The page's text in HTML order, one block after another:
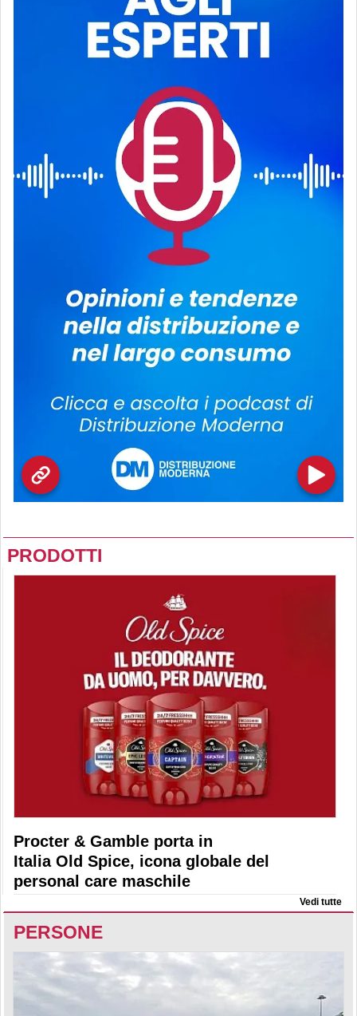
PRODOTTI
Procter & Gamble porta in
Italia Old Spice, icona globale del
personal care maschile
Vedi tutte
PERSONE